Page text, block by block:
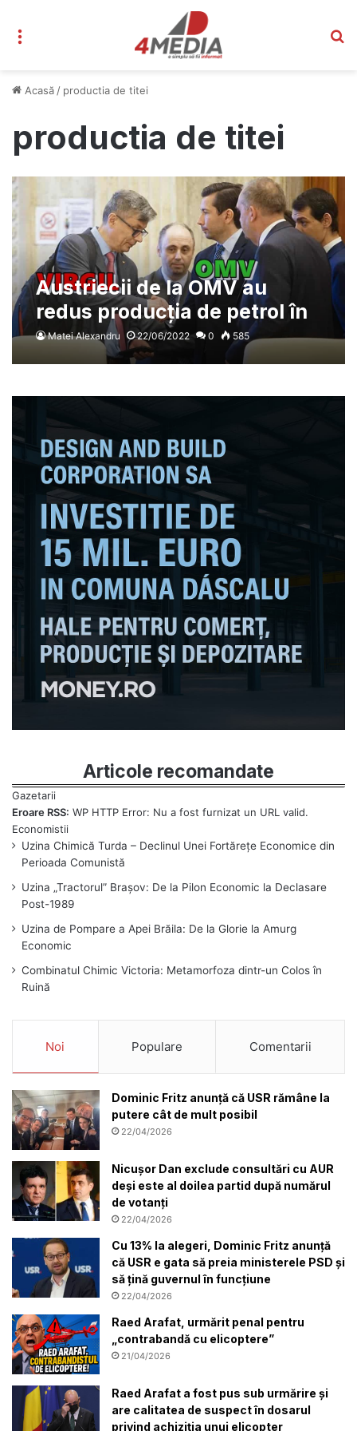
Acasă / productia de titei
productia de titei
Austriecii de la OMV au
redus producția de petrol în
România, în plină criză a
carburanților
Matei Alexandru 22/06/2022 0 585
Articole recomandate
Eroare RSS: WP HTTP Error: Nu a fost furnizat un URL valid.
Uzina Chimică Turda – Declinul Unei Fortărețe Economice din
Perioada Comunistă
Uzina „Tractorul” Brașov: De la Pilon Economic la Declasare
Post-1989
Uzina de Pompare a Apei Brăila: De la Glorie la Amurg
Economic
Combinatul Chimic Victoria: Metamorfoza dintr-un Colos în
Ruină
Noi Populare Comentarii
Dominic Fritz anunță că USR rămâne la
putere cât de mult posibil
22/04/2026
Nicușor Dan exclude consultări cu AUR
deși este al doilea partid după numărul
de votanți
22/04/2026
Cu 13% la alegeri, Dominic Fritz anunță
că USR e gata să preia ministerele PSD și
să țină guvernul în funcțiune
22/04/2026
Raed Arafat, urmărit penal pentru
„contrabandă cu elicoptere”
21/04/2026
Raed Arafat a fost pus sub urmărire și
are calitatea de suspect în dosarul
privind achiziția unui elicopter